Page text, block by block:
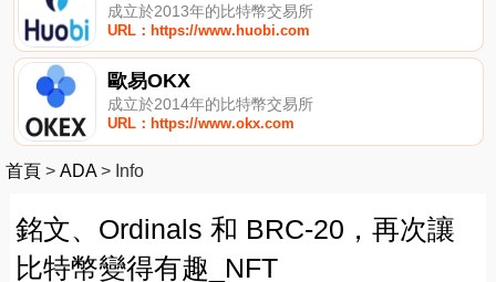
成立於2013年的比特幣交易所
URL：https://www.huobi.com
歐易OKX
成立於2014年的比特幣交易所
URL：https://www.okx.com
首頁 > ADA> Info
銘文、Ordinals 和 BRC-20，再次讓
比特幣變得有趣_NFT